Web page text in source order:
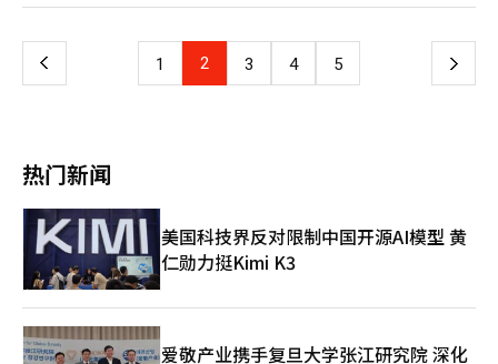
大了这一规模。演出周边的消费、韩国品牌的全球曝光、国家形象
的提升以及旅游的涌入，形成了一个巨大的经济生态系统。 在此
基础上，K食品打开了餐桌，K美容改变了生活，K防务建立了国家
证明了韩国文化产业不仅仅是简单的出口商品，而是改变世界文明
潮流的力量。 K剧将韩国人的情感和叙事转化为全球共鸣，K电影
则以最具韩国特色的方式提出了关于人性、阶级、家庭和欲望的普
遍问题。如果K-pop以节奏震撼世界，K剧以故事抓住人心，K电
影以思考贯穿时代，那么这不仅仅是文化出口，而是将韩国这个国
家的精神和感受植入全球。文化可以在没有武器的情况下跨越国
界，超越语言，留存在记忆中。这才是真正的软实力。 因此，国
桌子上，半导体和防务的议题不足以涵盖，BTS及K-pop、K剧、
K电影也必须一同上桌。国家元首之间的外交不仅仅停留在合同
周排名第一，继续在全球范围内保持高人气。 在主要榜单上，专
《SWIM》在“热100”中排名第十，连续四周进入前十。收录曲
《Body to Body》、《2.0》、《Hooligan》也进入了“热
的成功也延续到了演出。防弹少年团于9日在京畿道高阳综合运动
场开启了世界巡演“BTS WORLD TOUR 'ARIRANG'”。此次巡演
将在全球34个城市进行，共85场，创下韩国歌手单次巡演最多场
次纪录。包括高阳和东京在内的46场演出已售罄。 城市项
目“BTS THE CITY ARIRANG”也将从首尔扩展到其他城市。该
项目将于5月在美国拉斯维加斯，6月在釜山继续进行。各种与演出
相关的活动将在城市各地展开，将《阿里郎》的热度扩展到演出场
馆之外。 防弹少年团将于25日至26日和28日在美国坦帕的雷蒙德
·詹姆斯体育场登台，正式开启北美巡演。 ※ 本报道经人工智能
（AI）系统翻译与编辑。
上 1 2 3 4 5 下
热门新闻
美国科技界反对限制中国开源AI模型 黄
仁勋力挺Kimi K3
爱敬产业携手复旦大学张江研究院 深化